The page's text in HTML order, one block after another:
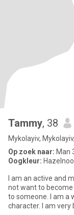
Tammy, 38
Mykolayiv,
Op zoek naar: Man
Oogkleur:
I am an active and
not want to
to someone. I am a
character. I am